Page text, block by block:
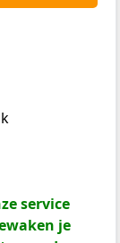
service
je